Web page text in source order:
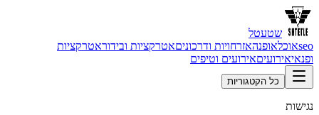
שטעטל
seoאוכלאופנהאזרחויות ודרכוניםאטרקציות ובידוראטרקציות
ופנאיאירועיםאירועים וטיפים
כל הקטגוריות
נגישות